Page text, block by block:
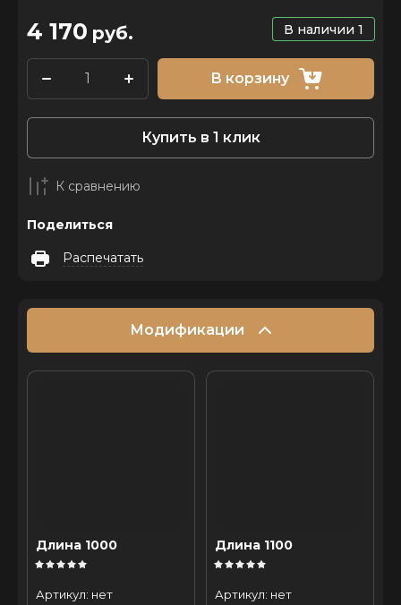
В наличии 1
4 170 руб.
В корзину
Купить в 1 клик
К сравнению
Поделиться
Распечатать
Модификации
Длина 1000
Артикул: нет
Длина 1100
Артикул: нет